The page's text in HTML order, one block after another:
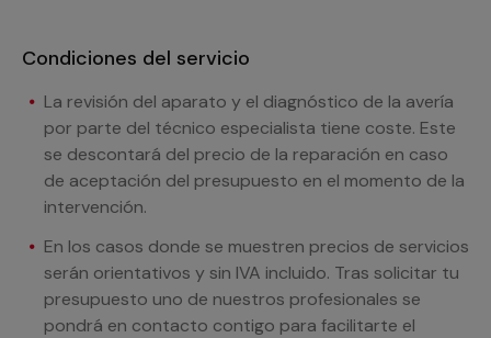
Condiciones del servicio
La revisión del aparato y el diagnóstico de la avería
por parte del técnico especialista tiene coste. Este
se descontará del precio de la reparación en caso
de aceptación del presupuesto en el momento de la
intervención.
En los casos donde se muestren precios de servicios
serán orientativos y sin IVA incluido. Tras solicitar tu
presupuesto uno de nuestros profesionales se
pondrá en contacto contigo para facilitarte el